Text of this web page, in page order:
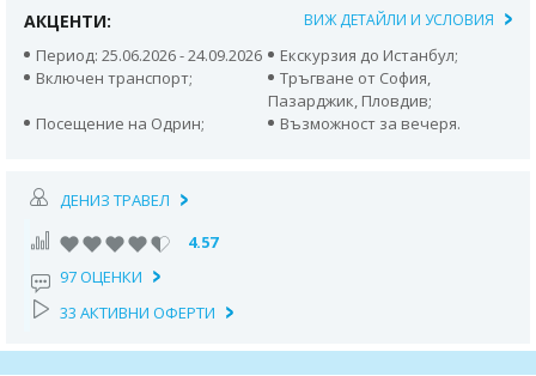
АКЦЕНТИ: ВИЖ ДЕТАЙЛИ И УСЛОВИЯ
Период: 25.06.2026 - 24.09.2026
Екскурзия до Истанбул;
Включен транспорт;
Тръгване от София,
Пазарджик, Пловдив;
Посещение на Одрин;
Възможност за вечеря.
ДЕНИЗ ТРАВЕЛ
4.57
97 ОЦЕНКИ
33 АКТИВНИ ОФЕРТИ